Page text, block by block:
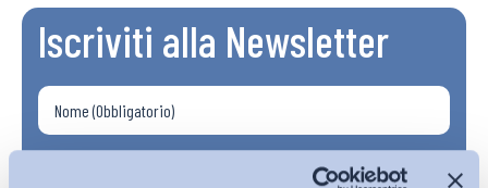
Iscriviti alla Newsletter